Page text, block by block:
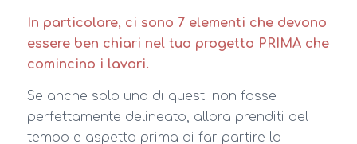
In particolare, ci sono 7 elementi che devono
essere ben chiari nel tuo progetto PRIMA che
comincino i lavori.
Se anche solo uno di questi non fosse
perfettamente delineato, allora prenditi del
tempo e aspetta prima di far partire la